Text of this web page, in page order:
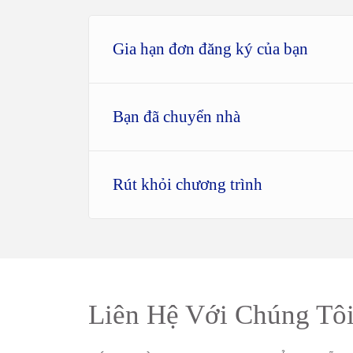
Gia hạn đơn đăng ký của bạn
Bạn đã chuyển nhà
Rút khỏi chương trình
Liên Hệ Với Chúng